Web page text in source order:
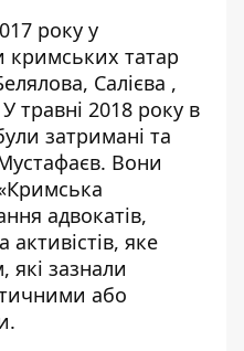
року у
кримських татар
Салієва ,
травні 2018 року в
затримані та
Вони
адвокатів,
активістів, яке
зазнали
або